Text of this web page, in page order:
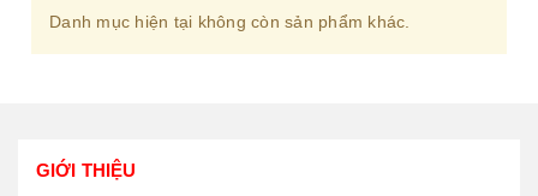
Danh mục hiện tại không còn sản phẩm khác.
GIỚI THIỆU